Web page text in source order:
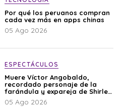
Por qué los peruanos compran
cada vez más en apps chinas
05 Ago 2026
ESPECTÁCULOS
Muere Víctor Angobaldo,
recordado personaje de la
farándula y expareja de Shirley
Cherres
05 Ago 2026